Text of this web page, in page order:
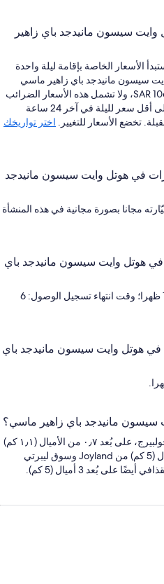
وايت سيسون مانيدجد باي زاهير
من ٩ شعبان ٢٠٢٦، ستبدأ الأسعار الخاصة بإقامة ليلة واحدة
سيسون مانيدجد باي زاهير ماسي
بتاريخ ١١ شعبان ٢٠٢٦ من SAR 106، ولا تشمل هذه الأسعار الضرائب
والرسوم. يستند هذا السعر إلى أقل سعر لليلة في آخر 24 ساعة
اختر تواريخك
في هوتل وايت سيسون مانيدجد
مجانا بصورة مجانية في هذه المنشأة
هوتل وايت سيسون مانيدجد باي
وقت بدء تسجيل الوصول: 12 ظهرا؛ وقت انتهاء تسجيل الوصول: 6
في هوتل وايت سيسون مانيدجد باي
سيسون مانيدجد باي زاهير ماسي؟
توجد إقامة الفندق هذه في جولبيرج، على بُعد ٠٫٧ من الأميال (١٫١ كم)
من طريق إم إم ألام و 3 أميال (5 كم) من Joyland وسوق ليبرتي